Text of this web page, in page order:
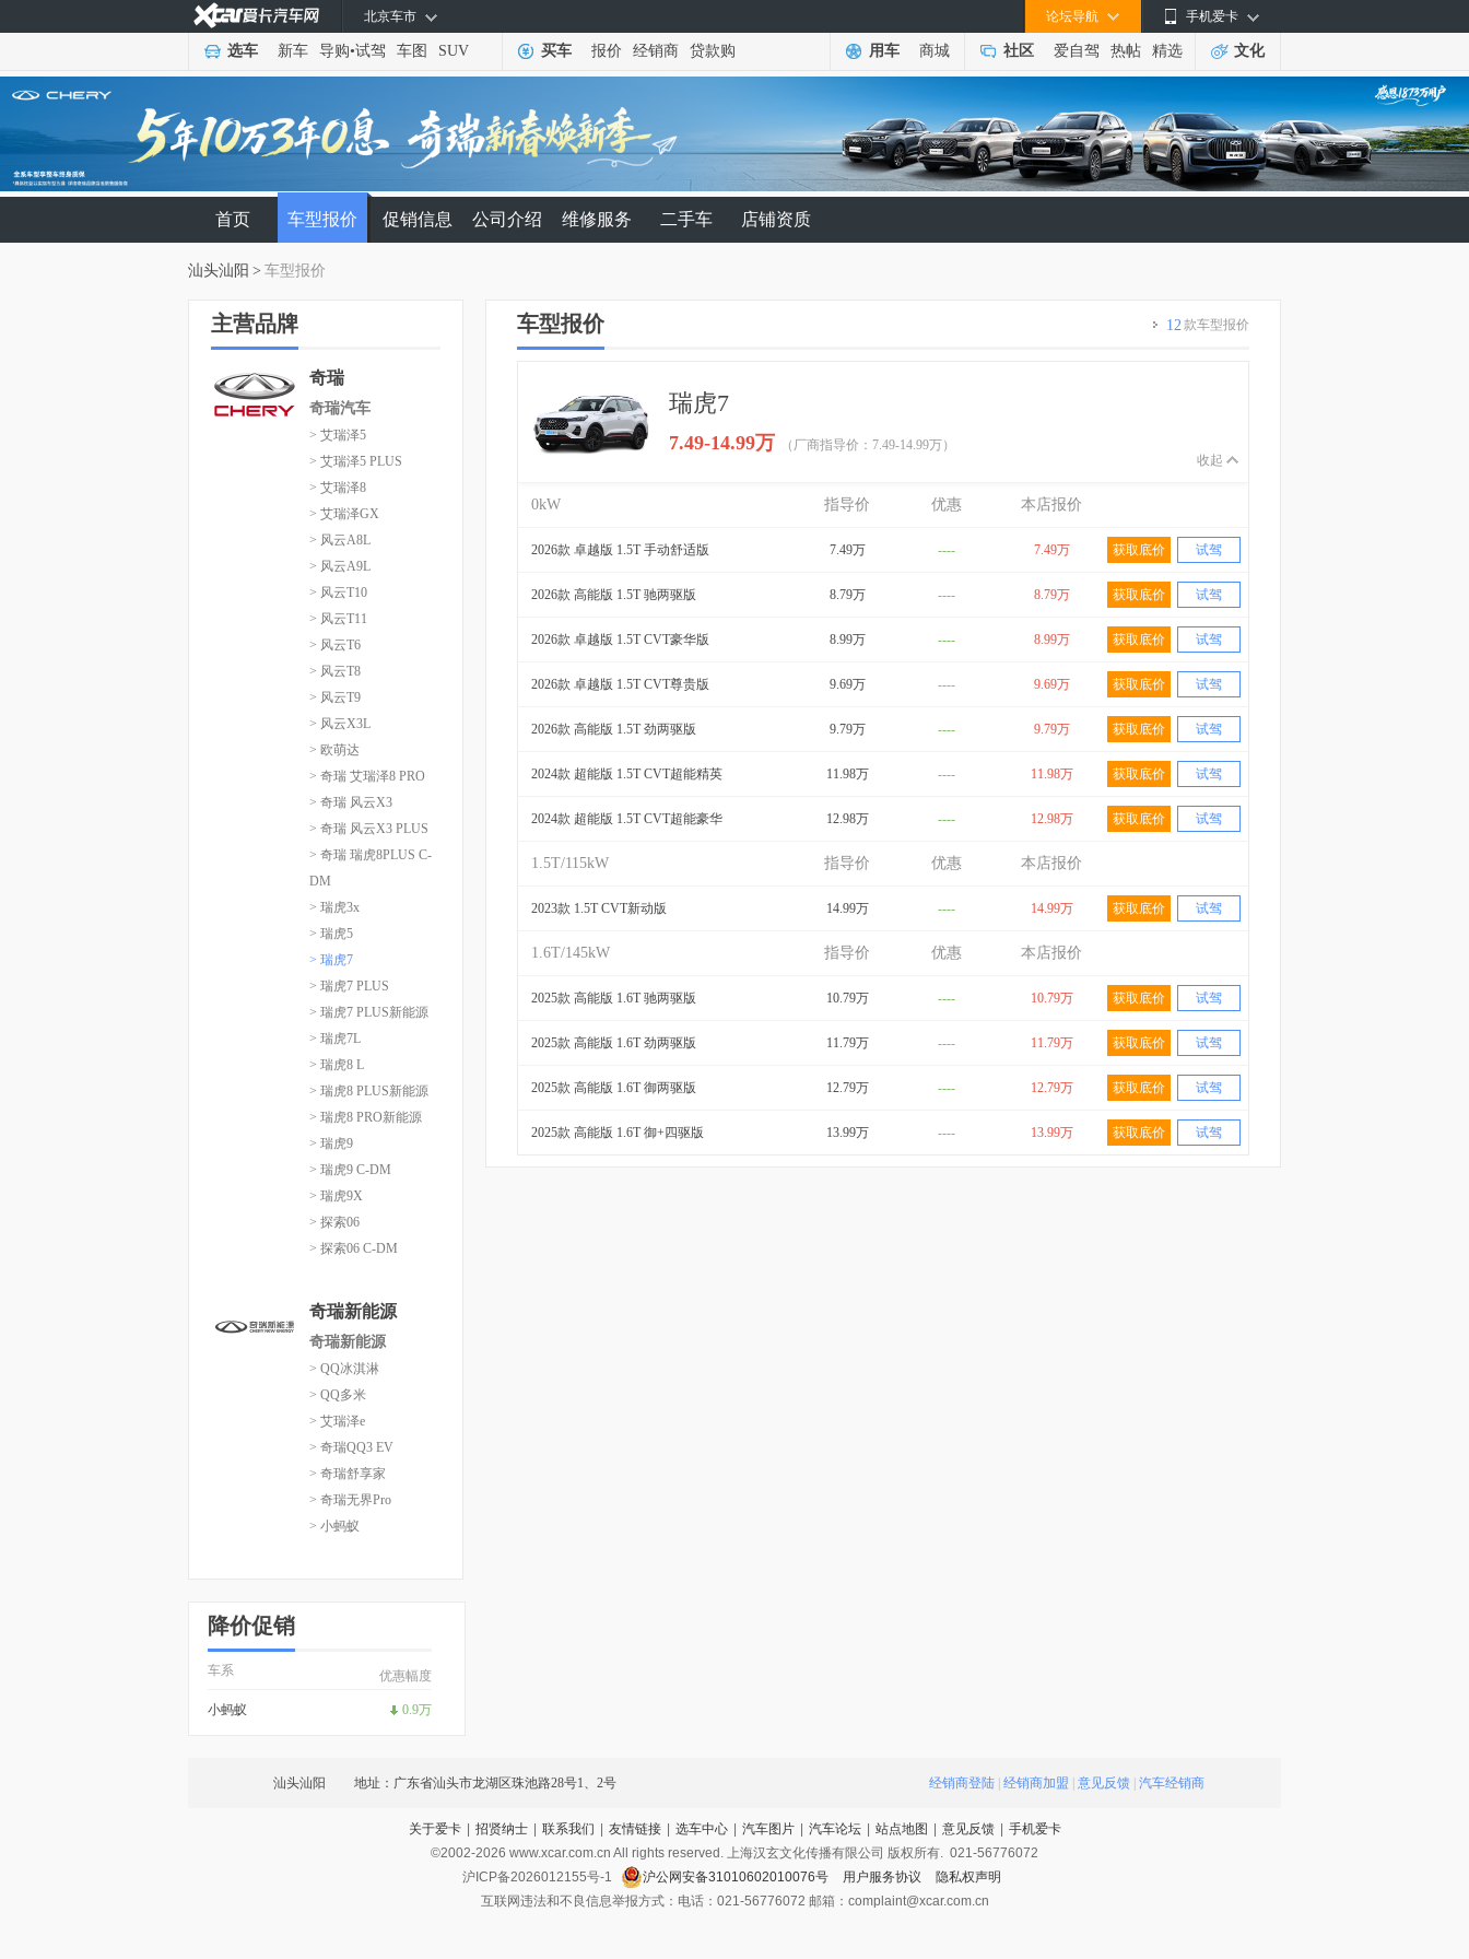
手机爱卡
论坛导航
北京车市
选车 新车 导购•试驾 车图 SUV 买车 报价 经销商 贷款购 用车 商城 社区 爱自驾 热帖 精选 文化
首页 车型报价 促销信息 公司介绍 维修服务 二手车 店铺资质
汕头汕阳 > 车型报价
主营品牌
奇瑞
奇瑞汽车
> 艾瑞泽5
> 艾瑞泽5 PLUS
> 艾瑞泽8
> 艾瑞泽GX
> 风云A8L
> 风云A9L
> 风云T10
> 风云T11
> 风云T6
> 风云T8
> 风云T9
> 风云X3L
> 欧萌达
> 奇瑞 艾瑞泽8 PRO
> 奇瑞 风云X3
> 奇瑞 风云X3 PLUS
> 奇瑞 瑞虎8PLUS C-
DM
> 瑞虎3x
> 瑞虎5
> 瑞虎7
> 瑞虎7 PLUS
> 瑞虎7 PLUS新能源
> 瑞虎7L
> 瑞虎8 L
> 瑞虎8 PLUS新能源
> 瑞虎8 PRO新能源
> 瑞虎9
> 瑞虎9 C-DM
> 瑞虎9X
> 探索06
> 探索06 C-DM
奇瑞新能源
奇瑞新能源
> QQ冰淇淋
> QQ多米
> 艾瑞泽e
> 奇瑞QQ3 EV
> 奇瑞舒享家
> 奇瑞无界Pro
> 小蚂蚁
降价促销
车系 优惠幅度
小蚂蚁 0.9万
车型报价 12款车型报价
瑞虎7
7.49-14.99万
（厂商指导价：7.49-14.99万）
收起
0kW 指导价 优惠 本店报价
2026款 卓越版 1.5T 手动舒适版 7.49万 ---- 7.49万 获取底价 试驾
2026款 高能版 1.5T 驰两驱版 8.79万 ---- 8.79万 获取底价 试驾
2026款 卓越版 1.5T CVT豪华版 8.99万 ---- 8.99万 获取底价 试驾
2026款 卓越版 1.5T CVT尊贵版 9.69万 ---- 9.69万 获取底价 试驾
2026款 高能版 1.5T 劲两驱版 9.79万 ---- 9.79万 获取底价 试驾
2024款 超能版 1.5T CVT超能精英 11.98万 ---- 11.98万 获取底价 试驾
2024款 超能版 1.5T CVT超能豪华 12.98万 ---- 12.98万 获取底价 试驾
1.5T/115kW 指导价 优惠 本店报价
2023款 1.5T CVT新动版 14.99万 ---- 14.99万 获取底价 试驾
1.6T/145kW 指导价 优惠 本店报价
2025款 高能版 1.6T 驰两驱版 10.79万 ---- 10.79万 获取底价 试驾
2025款 高能版 1.6T 劲两驱版 11.79万 ---- 11.79万 获取底价 试驾
2025款 高能版 1.6T 御两驱版 12.79万 ---- 12.79万 获取底价 试驾
2025款 高能版 1.6T 御+四驱版 13.99万 ---- 13.99万 获取底价 试驾
汕头汕阳 地址：广东省汕头市龙湖区珠池路28号1、2号 经销商登陆 经销商加盟 意见反馈 汽车经销商
关于爱卡 招贤纳士 联系我们 友情链接 选车中心 汽车图片 汽车论坛 站点地图 意见反馈
手机爱卡
©2002-2026 www.xcar.com.cn All rights reserved. 上海汉玄文化传播有限公司 版权所有. 021-56776072
沪ICP备2026012155号-1
沪公网安备31010602010076号 用户服务协议
隐私权声明
互联网违法和不良信息举报方式：电话：021-56776072 邮箱：complaint@xcar.com.cn